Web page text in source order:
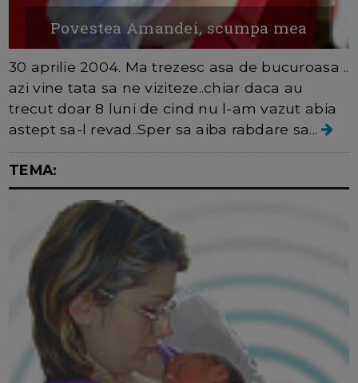
Povestea Amandei, scumpa mea
30 aprilie 2004. Ma trezesc asa de bucuroasa ..
azi vine tata sa ne viziteze..chiar daca au
trecut doar 8 luni de cind nu l-am vazut abia
astept sa-l revad..Sper sa aiba rabdare sa...
TEMA: